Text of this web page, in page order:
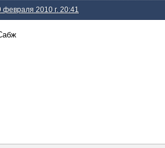
февраля 2010 г. 20:41